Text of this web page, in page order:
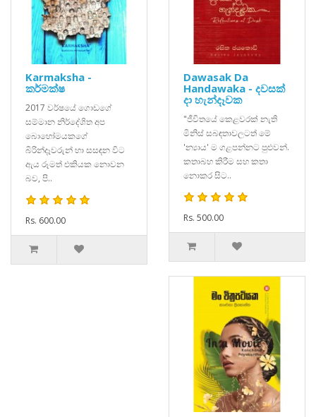
Karmaksha -
කර්මක්ෂ
2017 වර්ෂයේ ගොඩගේ
සම්මාන නිර්දේශිත අප
බොහෝමයකගේ
බිරින්දෑවරුන් හා සසඳන විට
ඇය රූමත් එකියක නොවන
බව, පි..
Rs. 600.00
Dawasak Da
Handawaka - දවසක්
දා හැන්දෑවක
"ජීවිතයේ කෙළවරක් නැති
මිනිස් සබඳතාවලටත් මේ
'න්‍යාය' ම ගළපන්නට පුළුවන්.
කතාබහ කිරීම සහ කතා
නොකර සිට..
Rs. 500.00